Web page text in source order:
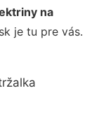
na
je tu pre vás.